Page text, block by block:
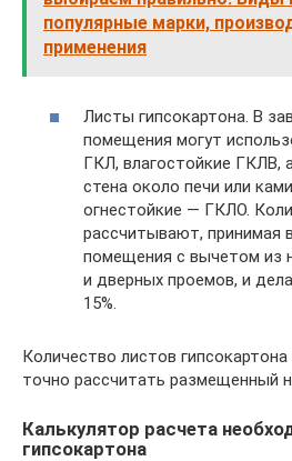
популярные марки,
применения
Листы гипсокартона. В
помещения могут
ГКЛ, влагостойкие ГКЛВ,
стена около печи или
огнестойкие — ГКЛО.
рассчитывают, принимая
помещения с вычетом из
и дверных проемов, и
15%.
Количество листов
точно рассчитать размещенный
Калькулятор расчета
гипсокартона